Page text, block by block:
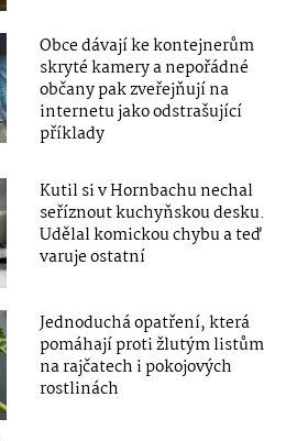
Obce dávají ke kontejnerům
skryté kamery a nepořádné
občany pak zveřejňují na
internetu jako odstrašující
příklady
Kutil si v Hornbachu nechal
seříznout kuchyňskou desku.
Udělal komickou chybu a teď
varuje ostatní
Jednoduchá opatření, která
pomáhají proti žlutým listům
na rajčatech i pokojových
rostlinách